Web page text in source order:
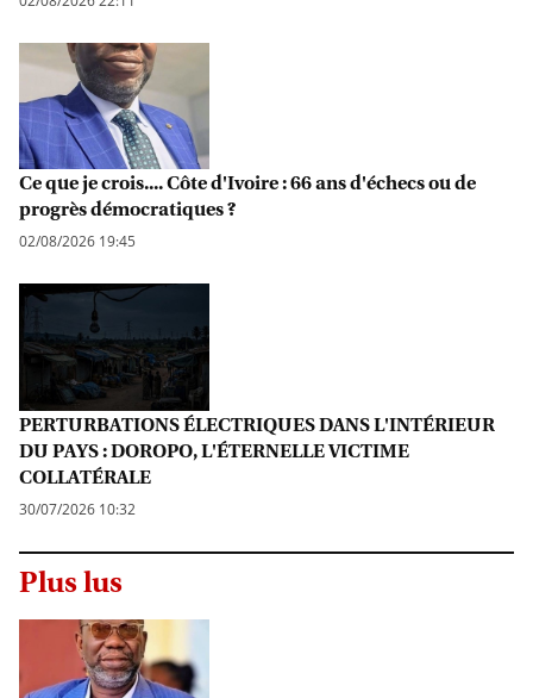
Ce que je crois.... Côte d'Ivoire : 66 ans d'échecs ou de
progrès démocratiques ?
02/08/2026 19:45
PERTURBATIONS ÉLECTRIQUES DANS L'INTÉRIEUR
DU PAYS : DOROPO, L'ÉTERNELLE VICTIME
COLLATÉRALE
30/07/2026 10:32
Plus lus